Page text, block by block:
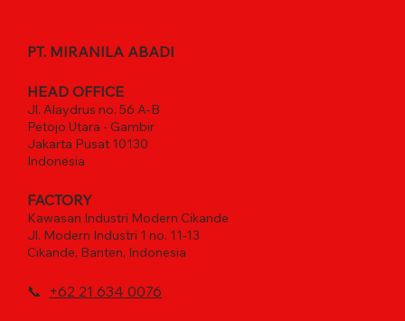
PT. MIRANILA ABADI
HEAD OFFICE
Jl. Alaydrus no. 56 A-B
Petojo Utara - Gambir
Jakarta Pusat 10130
Indonesia
FACTORY
Kawasan Industri Modern Cikande
Jl. Modern Industri 1 no. 11-13
Cikande, Banten, Indonesia
📞 +62 21 634 0076